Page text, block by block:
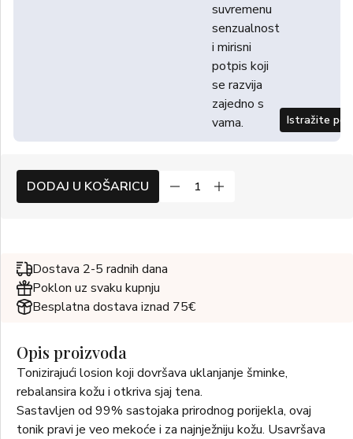
suvremenu
senzualnost
i mirisni
potpis koji
se razvija
zajedno s
vama.
Istražite
DODAJ U KOŠARICU
Dostava 2-5 radnih dana
Poklon uz svaku kupnju
Besplatna dostava iznad 75€
Opis proizvoda
Tonizirajući losion koji dovršava uklanjanje šminke,
rebalansira kožu i otkriva sjaj tena.
Sastavljen od 99% sastojaka prirodnog porijekla, ovaj
tonik pravi je veo mekoće i za najnježniju kožu. Usavršava